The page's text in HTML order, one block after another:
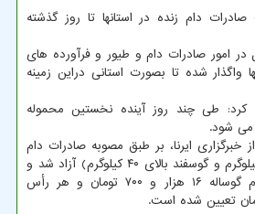
هزار ثبت صادرات دام زنده در استانها تا روز گذشته
در امور صادرات دام و طیور و فرآورده های
واگذار شده تا بصورت استانی دراین زمینه
کرد: طی چند روز آینده نخستین محموله
می شود.
خبرگزاری ایرنا، بر طبق مصوبه صادرات دام
زنده، (گوساله بالای ۴۰۰ کیلوگرم و گوسفند بالای ۴۰ کیلوگرم) آزاد شد و
تعرفه صادرات هر کیلوگرم گوساله ۱۶ هزار و ۷۰۰ تومان و هر رأس